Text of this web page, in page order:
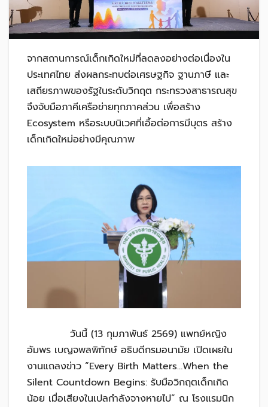
จากสถานการณ์เด็กเกิดใหม่ที่ลดลงอย่างต่อเนื่องใน
ประเทศไทย ส่งผลกระทบต่อเศรษฐกิจ ฐานภาษี และ
เสถียรภาพของรัฐในระดับวิกฤต กระทรวงสาธารณสุข
จึงจับมือภาคีเครือข่ายทุกภาคส่วน เพื่อสร้าง
Ecosystem หรือระบบนิเวศที่เอื้อต่อการมีบุตร สร้าง
เด็กเกิดใหม่อย่างมีคุณภาพ
วันนี้ (13 กุมภาพันธ์ 2569) แพทย์หญิง
อัมพร เบญจพลพิทักษ์ อธิบดีกรมอนามัย เปิดเผยใน
งานแถลงข่าว “Every Birth Matters…When the
Silent Countdown Begins: รับมือวิกฤตเด็กเกิด
น้อย เมื่อเสียงในเปลกำลังจางหายไป” ณ โรงแรมนิก